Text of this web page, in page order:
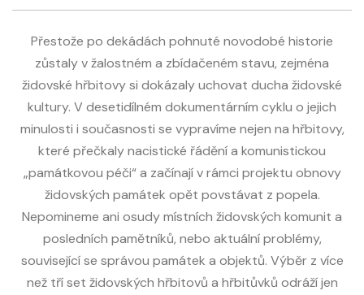
Přestože po dekádách pohnuté novodobé historie
zůstaly v žalostném a zbídačeném stavu, zejména
židovské hřbitovy si dokázaly uchovat ducha židovské
kultury. V desetidílném dokumentárním cyklu o jejich
minulosti i současnosti se vypravíme nejen na hřbitovy,
které přečkaly nacistické řádění a komunistickou
„památkovou péči“ a začínají v rámci projektu obnovy
židovských památek opět povstávat z popela.
Nepomineme ani osudy místních židovských komunit a
posledních pamětníků, nebo aktuální problémy,
související se správou památek a objektů. Výběr z více
než tří set židovských hřbitovů a hřbitůvků odráží jen